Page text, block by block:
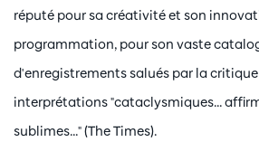
réputé pour sa créativité et son
programmation, pour son vaste
d'enregistrements salués par la
interprétations "cataclysmiques...
sublimes..." (The Times).